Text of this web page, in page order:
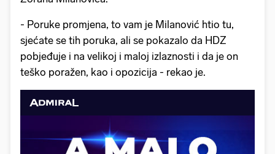
- Poruke promjena, to vam je Milanović htio tu,
sjećate se tih poruka, ali se pokazalo da HDZ
pobjeđuje i na velikoj i maloj izlaznosti i da je on
teško poražen, kao i opozicija - rekao je.